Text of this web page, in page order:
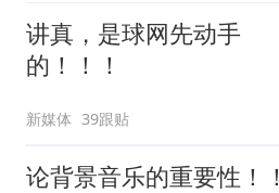
讲真，是球网先动手
的！！！
新媒体 39跟贴
论背景音乐的重要性！！